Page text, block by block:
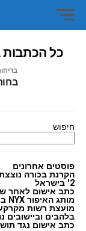
כל
חיפוש
פוסטים אחרונים
הקרנת בכורה
2' בישראל
כתב אישום לאחר
מותג האיפור NYX במחווה צבעונית למשפחת סימפסון
בלהבים וביישובים
כתב אישום נגד תושב